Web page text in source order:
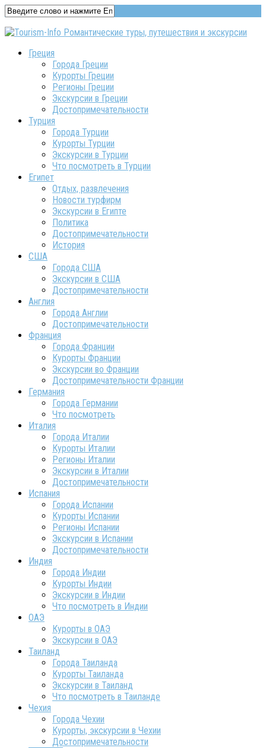
Греция
Города Греции
Курорты Греции
Регионы Греции
Экскурсии в Греции
Достопримечательности
Турция
Города Турции
Курорты Турции
Экскурсии в Турции
Что посмотреть в Турции
Египет
Отдых, развлечения
Новости турфирм
Экскурсии в Египте
Политика
Достопримечательности
История
США
Города США
Экскурсии в США
Достопримечательности
Англия
Города Англии
Достопримечательности
Франция
Города Франции
Курорты Франции
Экскурсии во Франции
Достопримечательности Франции
Германия
Города Германии
Что посмотреть
Италия
Города Италии
Курорты Италии
Регионы Италии
Экскурсии в Италии
Достопримечательности
Испания
Города Испании
Курорты Испании
Регионы Испании
Экскурсии в Испании
Достопримечательности
Индия
Города Индии
Курорты Индии
Экскурсии в Индии
Что посмотреть в Индии
ОАЭ
Курорты в ОАЭ
Экскурсии в ОАЭ
Таиланд
Города Таиланда
Курорты Таиланда
Экскурсии в Таиланд
Что посмотреть в Таиланде
Чехия
Города Чехии
Курорты, экскурсии в Чехии
Достопримечательности